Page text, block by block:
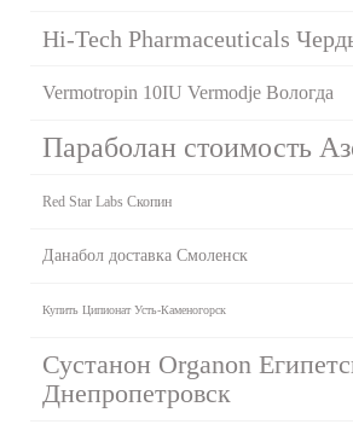
Hi-Tech Pharmaceuticals
Vermotropin 10IU Vermodje Вологда
Параболан стоимость
Red Star Labs Скопин
Данабол доставка Смоленск
Купить Ципионат Усть-Каменогорск
Сустанон Organon
Днепропетровск